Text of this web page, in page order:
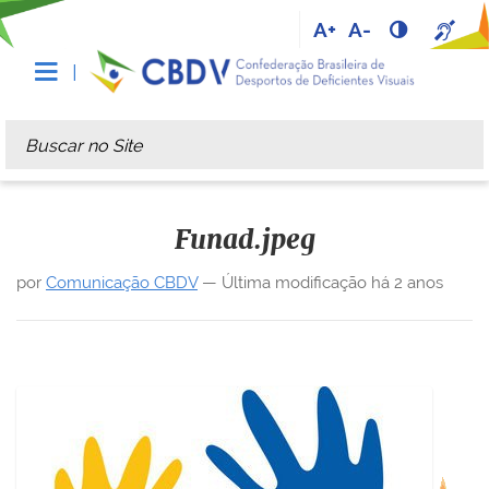
A+ A-
Busca
Busca Avançada…
Funad.jpeg
por Comunicação CBDV— Última modificação há 2 anos